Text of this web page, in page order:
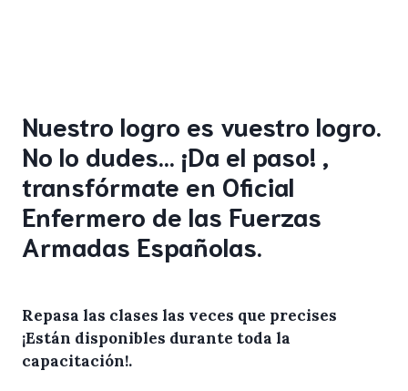
Nuestro logro es vuestro logro.
No lo dudes… ¡Da el paso! ,
transfórmate en Oficial
Enfermero de las Fuerzas
Armadas Españolas.
Repasa las clases las veces que precises
¡Están disponibles durante toda la
capacitación!.